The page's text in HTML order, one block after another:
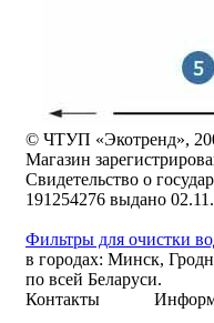
© ЧТУП «Экотренд»,
Магазин
Свидетельство о
191254276 выдано
Фильтры для очистки
в городах: Минск,
по всей Беларуси.
Контакты